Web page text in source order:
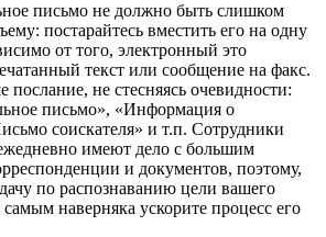
письмо не должно быть слишком
постарайтесь вместить его на одну
от того, электронный это
текст или сообщение на факс.
послание, не стесняясь очевидности:
письмо», «Информация о
соискателя» и т.п. Сотрудники
имеют дело с большим
и документов, поэтому,
по распознаванию цели вашего
наверняка ускорите процесс его